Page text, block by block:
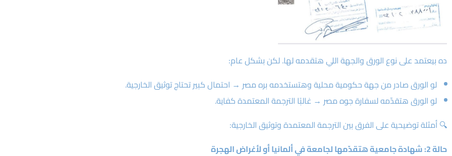
ده بيعتمد على نوع الورق والجهة اللي هتقدمه لها. لكن بشكل عام:
لو الورق صادر من جهة حكومية محلية وهتستخدمه بره مصر → احتمال كبير تحتاج توثيق الخارجية.
لو الورق هتقدّمه لسفارة جوه مصر → غالبًا الترجمة المعتمدة كفاية.
🔍 أمثلة توضيحية على الفرق بين الترجمة المعتمدة وتوثيق الخارجية:
حالة 2: شهادة جامعية هتقدّمها لجامعة في ألمانيا أو لأغراض الهجرة